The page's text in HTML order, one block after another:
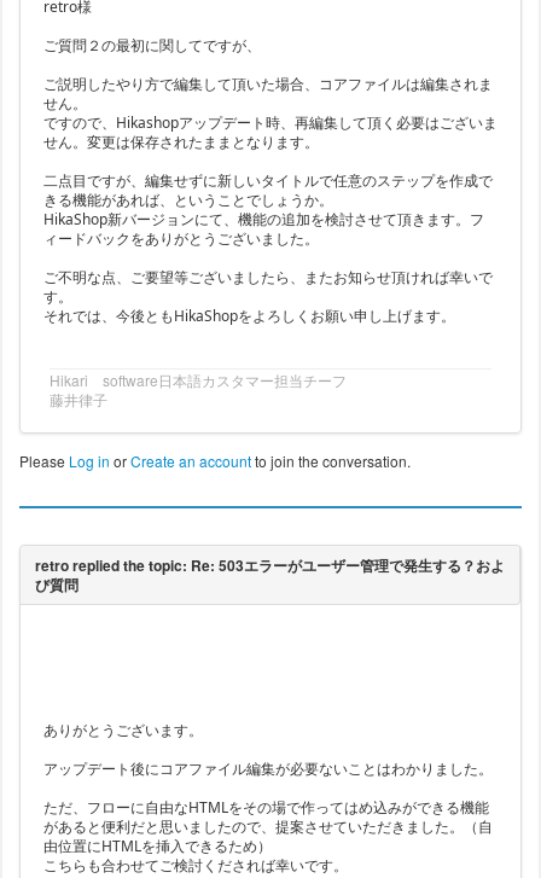
retro様
ご質問２の最初に関してですが、
ご説明したやり方で編集して頂いた場合、コアファイルは編集されま
せん。
ですので、Hikashopアップデート時、再編集して頂く必要はございま
せん。変更は保存されたままとなります。
二点目ですが、編集せずに新しいタイトルで任意のステップを作成で
きる機能があれば、ということでしょうか。
HikaShop新バージョンにて、機能の追加を検討させて頂きます。フ
ィードバックをありがとうございました。
ご不明な点、ご要望等ございましたら、またお知らせ頂ければ幸いで
す。
それでは、今後ともHikaShopをよろしくお願い申し上げます。
Hikari software日本語カスタマー担当チーフ
藤井律子
Please Log in orCreate an accountto join the conversation.
ありがとうございます。
アップデート後にコアファイル編集が必要ないことはわかりました。
ただ、フローに自由なHTMLをその場で作ってはめ込みができる機能
があると便利だと思いましたので、提案させていただきました。（自
由位置にHTMLを挿入できるため）
こちらも合わせてご検討くだされば幸いです。